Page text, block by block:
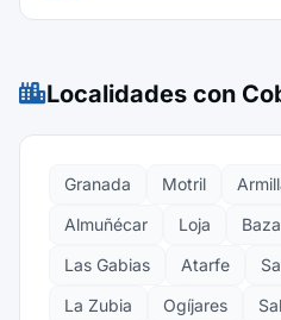
Localidades con
Granada Motril
Almuñécar
Loja Baza
Las Gabias
Atarfe
La Zubia
Ogíjares